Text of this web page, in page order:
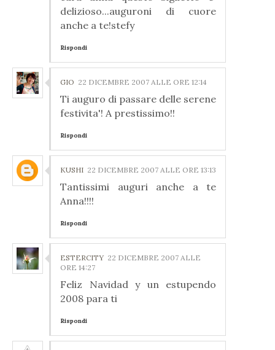
delizioso...auguroni di cuore
anche a te!stefy
Rispondi
GIO 22 DICEMBRE 2007 ALLE ORE 12:14
Ti auguro di passare delle serene
festivita'! A prestissimo!!
Rispondi
KUSHI 22 DICEMBRE 2007 ALLE ORE 13:13
Tantissimi auguri anche a te
Anna!!!!
Rispondi
ESTERCITY 22 DICEMBRE 2007 ALLE
ORE 14:27
Feliz Navidad y un estupendo
2008 para ti
Rispondi